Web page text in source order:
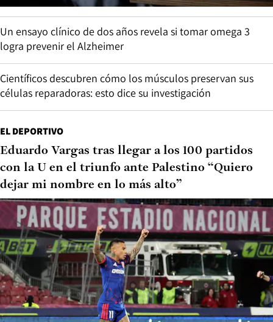
Un ensayo clínico de dos años revela si tomar omega 3
logra prevenir el Alzheimer
Científicos descubren cómo los músculos preservan sus
células reparadoras: esto dice su investigación
EL DEPORTIVO
Eduardo Vargas tras llegar a los 100 partidos
con la U en el triunfo ante Palestino “Quiero
dejar mi nombre en lo más alto”